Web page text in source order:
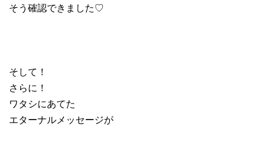
そう確認できました♡
そして！
さらに！
ワタシにあてた
エターナルメッセージが